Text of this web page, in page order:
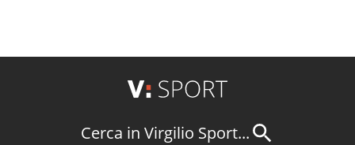
Cerca in Virgilio Sport...